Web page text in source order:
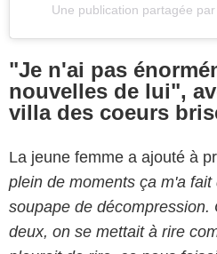
Une publication partagée
"Je n'ai pas
nouvelles de lui",
villa des coeurs
La jeune femme a ajouté à
plein de moments ça m'a
soupape de
deux, on se mettait à rire